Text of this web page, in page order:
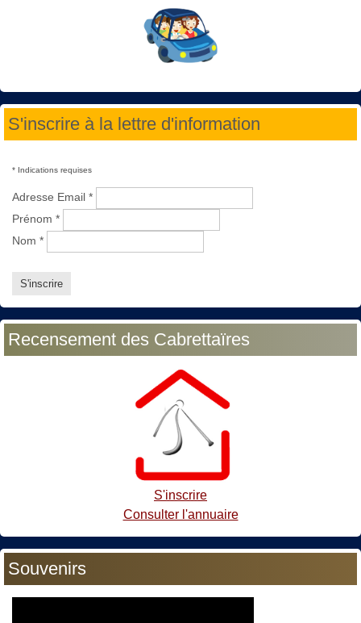
S'inscrire à la lettre d'information
* Indications requises
Adresse Email *
Prénom *
Nom *
Recensement des Cabrettaïres
S'inscrire
Consulter l'annuaire
Souvenirs